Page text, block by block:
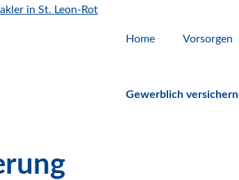
Home Vorsorgen
Gewerblich ver­sichern